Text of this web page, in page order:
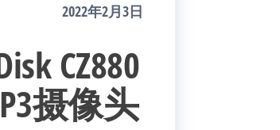
2022年2月3日
CZ880
摄像头